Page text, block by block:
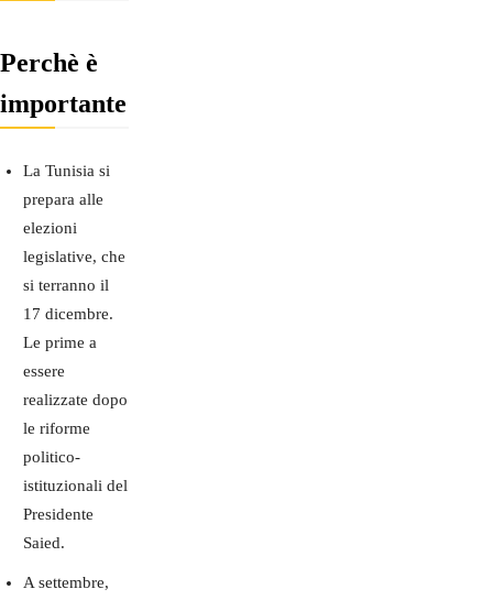
Perchè è
importante
La Tunisia si
prepara alle
elezioni
legislative, che
si terranno il
17 dicembre.
Le prime a
essere
realizzate dopo
le riforme
politico-
istituzionali del
Presidente
Saied.
A settembre,